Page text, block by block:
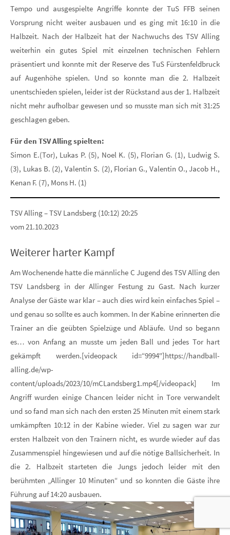
Tempo und ausgespielte Angriffe konnte der TuS FFB seinen
Vorsprung nicht weiter ausbauen und es ging mit 16:10 in die
Halbzeit. Nach der Halbzeit hat der Nachwuchs des TSV Alling
weiterhin ein gutes Spiel mit einzelnen technischen Fehlern
präsentiert und konnte mit der Reserve des TuS Fürstenfeldbruck
auf Augenhöhe spielen. Und so konnte man die 2. Halbzeit
unentschieden spielen, leider ist der Rückstand aus der 1. Halbzeit
nicht mehr aufholbar gewesen und so musste man sich mit 31:25
geschlagen geben.
Für den TSV Alling spielten:
Simon E.(Tor), Lukas P. (5), Noel K. (5), Florian G. (1), Ludwig S.
(3), Lukas B. (2), Valentin S. (2), Florian G., Valentin O., Jacob H.,
Kenan F. (7), Mons H. (1)
TSV Alling – TSV Landsberg (10:12) 20:25
vom 21.10.2023
Weiterer harter Kampf
Am Wochenende hatte die männliche C Jugend des TSV Alling den
TSV Landsberg in der Allinger Festung zu Gast. Nach kurzer
Analyse der Gäste war klar – auch dies wird kein einfaches Spiel –
und genau so sollte es auch kommen. In der Kabine erinnerten die
Trainer an die geübten Spielzüge und Abläufe. Und so begann
es… von Anfang an musste um jeden Ball und jedes Tor hart
gekämpft werden.[videopack id=“9994″]https://handball-
alling.de/wp-
content/uploads/2023/10/mCLandsberg1.mp4[/videopack] Im
Angriff wurden einige Chancen leider nicht in Tore verwandelt
und so fand man sich nach den ersten 25 Minuten mit einem stark
umkämpften 10:12 in der Kabine wieder. Viel zu sagen war zur
ersten Halbzeit von den Trainern nicht, es wurde wieder auf das
Zusammenspiel hingewiesen und auf die nötige Ballsicherheit. In
die 2. Halbzeit starteten die Jungs jedoch leider mit den
berühmten „Allinger 10 Minuten“ und so konnten die Gäste ihre
Führung auf 14:20 ausbauen.